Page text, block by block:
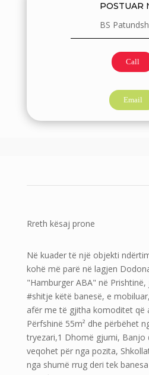
POSTUAR
BS
Call
Email
Rreth kësaj prone
Në kuader të një objekti
kohë më parë në lagjen
"Hamburger ABA" në
#shitje këtë banesë, e
afër me të gjitha komoditet që
Përfshinë 55m² dhe përbëhet
tryezari,1 Dhomë gjumi, Banjo
veqohet për nga pozita,
nga shumë rrug deri tek